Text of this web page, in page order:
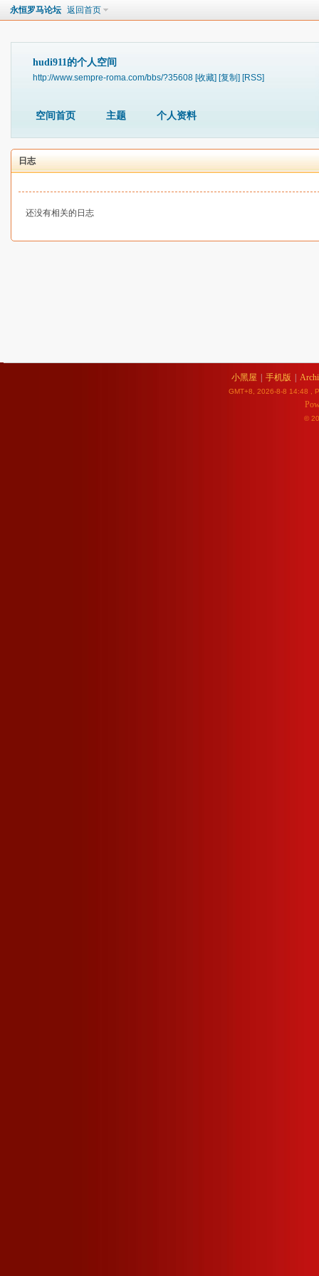
永恒罗马论坛 返回首页
hudi911的个人空间
http://www.sempre-roma.com/bbs/?35608 [收藏] [复制] [RSS]
空间首页 主题 个人资料
日志
还没有相关的日志
小黑屋 手机版
GMT+8, 2026-8-8 14:48 ,
©